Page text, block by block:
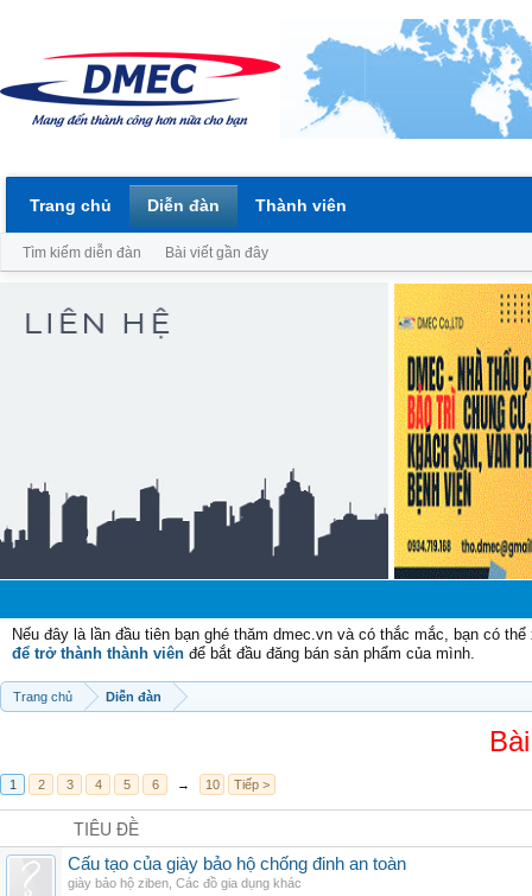
Nếu đây là lần đầu tiên bạn ghé thăm dmec.vn và có thắc mắc, bạn có
để trở thành thành viên để bắt đầu đăng bán sản phẩm của mình.
Trang chủ Diễn đàn
1 2 3 4 5 6 → 10 Tiếp >
TIÊU ĐỀ
Cấu tạo của giày bảo hộ chống đinh an toàn
giày bảo hộ ziben Các đồ gia dụng khác
Trang chủ Diễn đàn
Tìm kiếm diễn đàn Bài viết gần đây
Thành viên